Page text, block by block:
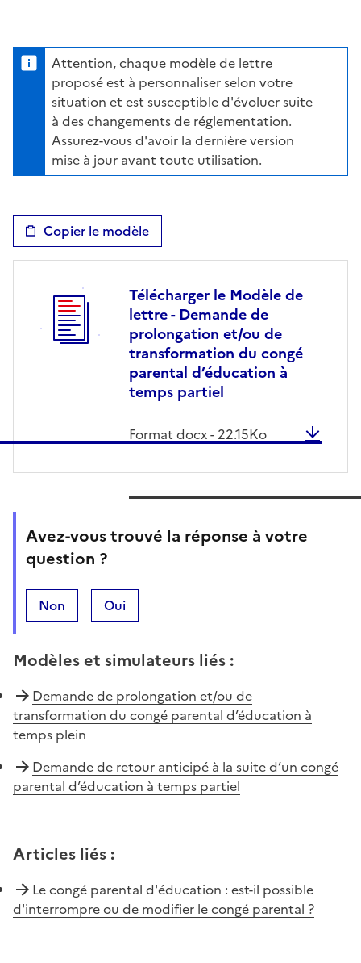
Attention, chaque modèle de lettre
proposé est à personnaliser selon votre
situation et est susceptible d'évoluer suite
à des changements de réglementation.
Assurez-vous d'avoir la dernière version
mise à jour avant toute utilisation.
Copier le modèle
Télécharger le Modèle de
lettre - Demande de
prolongation et/ou de
transformation du congé
parental d’éducation à
temps partiel
Format docx- 22.15Ko
Avez-vous trouvé la réponse à votre
question ?
Non Oui
Modèles et simulateurs liés :
Demande de prolongation et/ou de
transformation du congé parental d’éducation à
temps plein
Demande de retour anticipé à la suite d’un congé
parental d’éducation à temps partiel
Articles liés :
Le congé parental d'éducation : est-il possible
d'interrompre ou de modifier le congé parental ?